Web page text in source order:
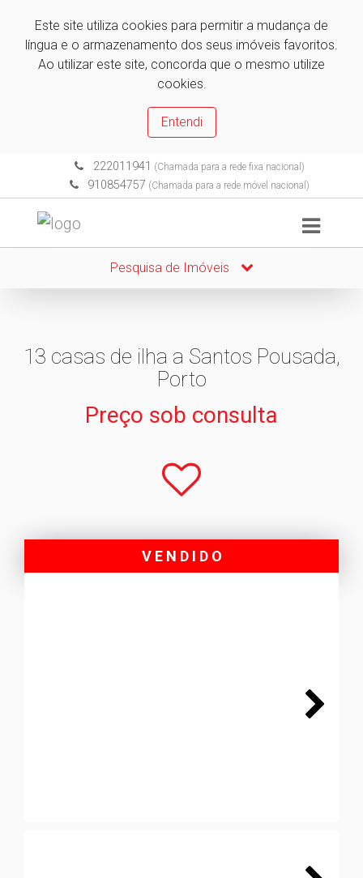
Este site utiliza cookies para permitir a mudança de
língua e o armazenamento dos seus imóveis favoritos.
Ao utilizar este site, concorda que o mesmo utilize
cookies.
Entendi
222011941 (Chamada para a rede fixa nacional)
910854757 (Chamada para a rede móvel nacional)
Pesquisa de Imóveis
13 casas de ilha a Santos Pousada,
Porto
Preço sob consulta
V E N D I D O